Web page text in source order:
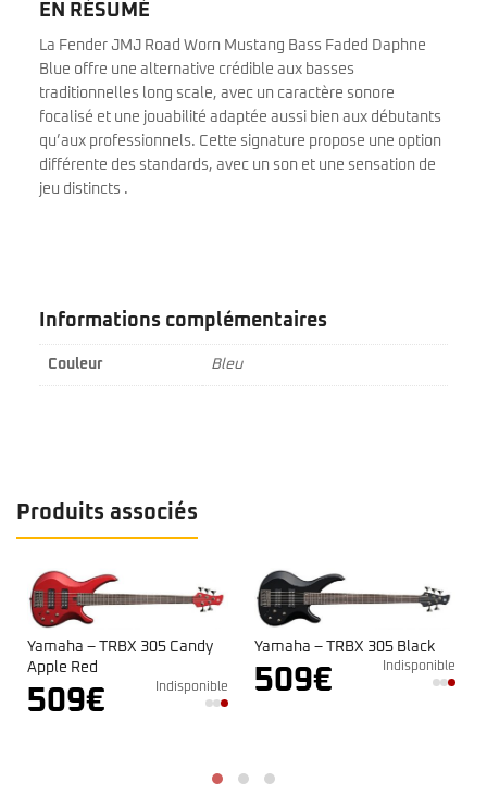
EN RÉSUMÉ
La Fender JMJ Road Worn Mustang Bass Faded Daphne
Blue offre une alternative crédible aux basses
traditionnelles long scale, avec un caractère sonore
focalisé et une jouabilité adaptée aussi bien aux débutants
qu’aux professionnels. Cette signature propose une option
différente des standards, avec un son et une sensation de
jeu distincts .
Informations complémentaires
Couleur Bleu
Produits associés
Yamaha – TRBX 305 Black
509€
Yamaha – TRBX 305 White
509€ Indisponible